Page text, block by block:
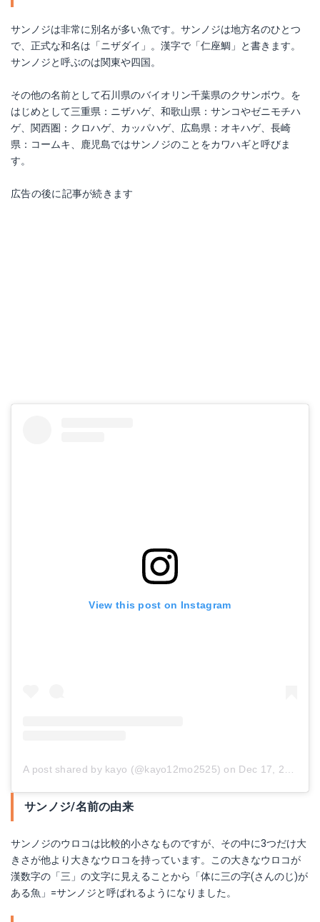
サンノジは非常に別名が多い魚です。サンノジは地方名のひとつ
で、正式な和名は「ニザダイ」。漢字で「仁座鯛」と書きます。
サンノジと呼ぶのは関東や四国。
その他の名前として石川県のバイオリン千葉県のクサンボウ。を
はじめとして三重県：ニザハゲ、和歌山県：サンコやゼニモチハ
ゲ、関西圏：クロハゲ、カッパハゲ、広島県：オキハゲ、長崎
県：コームキ、鹿児島ではサンノジのことをカワハギと呼びま
す。
広告の後に記事が続きます
View this post on Instagram
A post shared by kayo (@kayo12mo2525) on Dec 17, 2017 at 9:37pm PST
サンノジ/名前の由来
サンノジのウロコは比較的小さなものですが、その中に3つだけ大
きさが他より大きなウロコを持っています。この大きなウロコが
漢数字の「三」の文字に見えることから「体に三の字(さんのじ)が
ある魚」=サンノジと呼ばれるようになりました。